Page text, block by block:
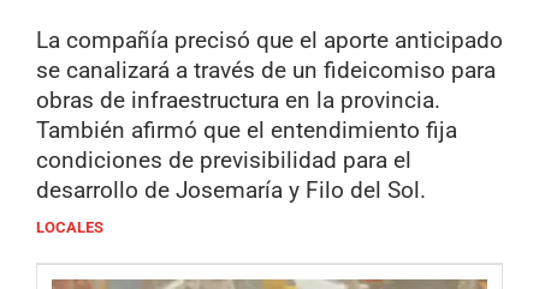
La compañía precisó que el aporte anticipado
se canalizará a través de un fideicomiso para
obras de infraestructura en la provincia.
También afirmó que el entendimiento fija
condiciones de previsibilidad para el
desarrollo de Josemaría y Filo del Sol.
LOCALES